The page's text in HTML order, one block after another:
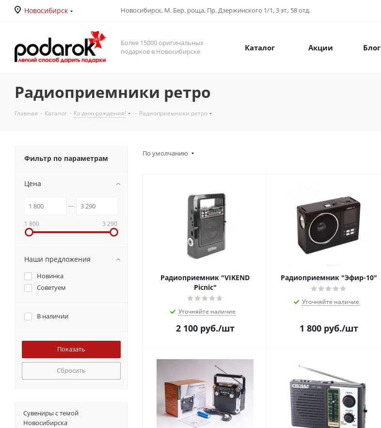
Новосибирск Новосибирск, М. Бер. роща, Пр. Дзержинского 1/1, 3 эт., 58 отд.
Более 15000 оригинальных
подарков в Новосибирске
Каталог Акции Блог
Радиоприемники ретро
Главная - Каталог - Ко дню рождения! - Радиоприемники ретро
По умолчанию
Радиоприемник "VIKEND
Picnic"
Уточняйте наличие
2 100руб./шт
Радиоприемник "Эфир-10"
Уточняйте наличие
1 800руб./шт
Фильтр по параметрам
Цена
1 800 3 290
Наши предложения
Новинка
Советуем
В наличии
Сбросить
Сувениры с темой
Новосибирска